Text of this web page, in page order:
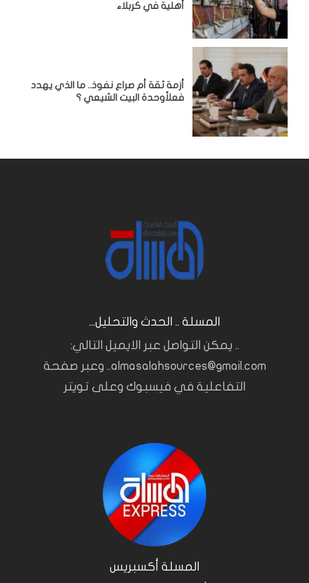
أهلية في كربلاء
أزمة ثقة أم صراع نفوذ.. ما الذي يهدد
فعلاًوحدة البيت الشيعي ؟
المسلة .. الحدث والتحليل...
.. يمكن التواصل عبر الايميل التالي:
almasalahsources@gmail.com.. وعبر صفحة
التفاعلية في فيسبوك وعلى تويتر
المسلة أكسبريس